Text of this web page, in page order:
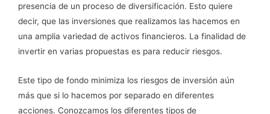
presencia de un proceso de diversificación. Esto quiere
decir, que las inversiones que realizamos las hacemos en
una amplia variedad de activos financieros. La finalidad de
invertir en varias propuestas es para reducir riesgos.
Este tipo de fondo minimiza los riesgos de inversión aún
más que si lo hacemos por separado en diferentes
acciones. Conozcamos los diferentes tipos de